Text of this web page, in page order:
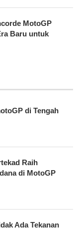
MotoGP
Baru untuk
di Tengah
Raih
di MotoGP
Ada Tekanan